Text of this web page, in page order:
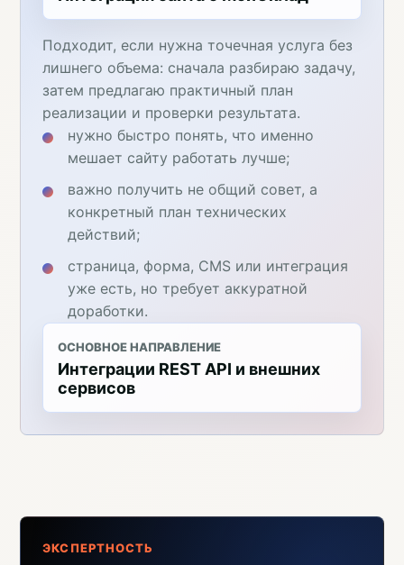
Подходит, если нужна точечная услуга без
лишнего объема: сначала разбираю задачу,
затем предлагаю практичный план
реализации и проверки результата.
нужно быстро понять, что именно
мешает сайту работать лучше;
важно получить не общий совет, а
конкретный план технических
действий;
страница, форма, CMS или интеграция
уже есть, но требует аккуратной
доработки.
ОСНОВНОЕ НАПРАВЛЕНИЕ
Интеграции REST API и внешних
сервисов
ЭКСПЕРТНОСТЬ